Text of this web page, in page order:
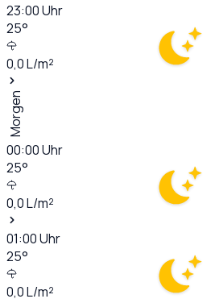
23:00Uhr
25°
0,0L/m²
Morgen
00:00Uhr
25°
0,0L/m²
01:00Uhr
25°
0,0L/m²